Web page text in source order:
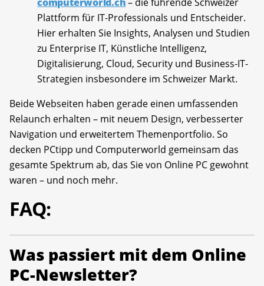
Plattform für IT-Professionals und Entscheider.
Hier erhalten Sie Insights, Analysen und Studien
zu Enterprise IT, Künstliche Intelligenz,
Digitalisierung, Cloud, Security und Business-IT-
Strategien insbesondere im Schweizer Markt.
Beide Webseiten haben gerade einen umfassenden
Relaunch erhalten – mit neuem Design, verbesserter
Navigation und erweitertem Themenportfolio. So
decken PCtipp und Computerworld gemeinsam das
gesamte Spektrum ab, das Sie von Online PC gewohnt
waren – und noch mehr.
FAQ:
Was passiert mit dem Online
PC-Newsletter?